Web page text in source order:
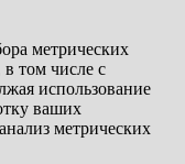
метрических
том числе с
использование
ваших
метрических